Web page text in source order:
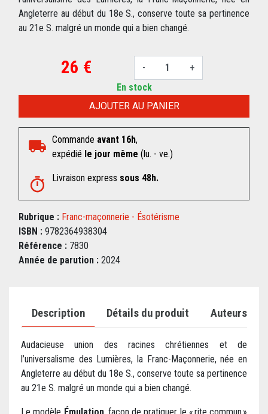
Angleterre au début du 18e S., conserve toute sa pertinence
au 21e S. malgré un monde qui a bien changé.
26 € - +
AJOUTER AU PANIER
En stock
Commande avant 16h,
expédié le jour même (lu. - ve.)
Livraison express sous 48h.
Rubrique : Franc-maçonnerie - Ésotérisme
ISBN : 9782364938304
Référence : 7830
Année de parution : 2024
Description Détails du produit Auteurs
Audacieuse union des racines chrétiennes et de
l’universalisme des Lumières, la Franc-Maçonnerie, née en
Angleterre au début du 18e S., conserve toute sa pertinence
au 21e S. malgré un monde qui a bien changé.